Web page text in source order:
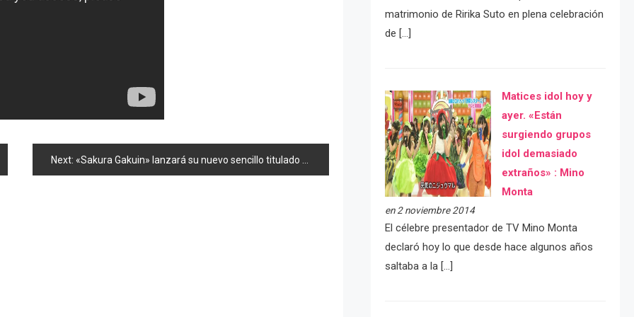
Next: «Sakura Gakuin» lanzará su nuevo sencillo titulado «Wonderful Journey»
matrimonio de Ririka Suto en plena celebración
de […]
Matices idol hoy y
ayer. «Están
surgiendo grupos
idol demasiado
extraños» : Mino
Monta
en 2 noviembre 2014
El célebre presentador de TV Mino Monta
declaró hoy lo que desde hace algunos años
saltaba a la […]